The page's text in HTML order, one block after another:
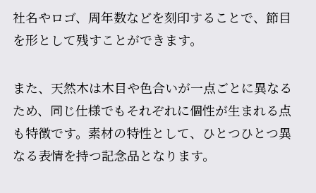
社名やロゴ、周年数などを刻印することで、節目
を形として残すことができます。
また、天然木は木目や色合いが一点ごとに異なる
ため、同じ仕様でもそれぞれに個性が生まれる点
も特徴です。素材の特性として、ひとつひとつ異
なる表情を持つ記念品となります。